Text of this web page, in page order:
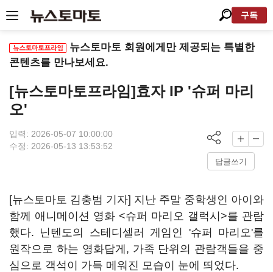
구독
뉴스토마토 회원에게만 제공되는 특별한
콘텐츠를 만나보세요.
[뉴스토마토프라임]효자 IP '슈퍼 마리
오'
입력: 2026-05-07 10:00:00
수정: 2026-05-13 13:53:52
답글쓰기
[뉴스토마토 김충범 기자] 지난 주말 중학생인 아이와
함께 애니메이션 영화 <슈퍼 마리오 갤럭시>를 관람
했다. 닌텐도의 스테디셀러 게임인 '슈퍼 마리오'를
원작으로 하는 영화답게, 가족 단위의 관람객들을 중
심으로 객석이 가득 메워진 모습이 눈에 띄었다.